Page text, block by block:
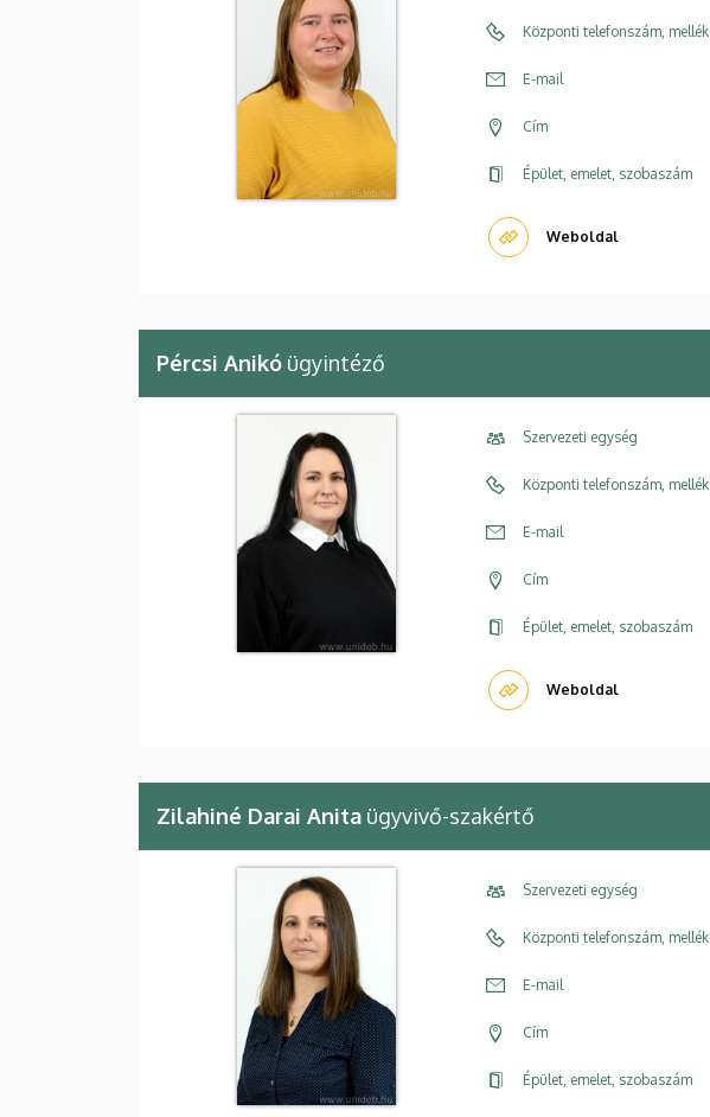
Központi telefonszám, mellék
E-mail
Cím
Épület, emelet, szobaszám
Weboldal
Pércsi Anikó ügyintéző
Szervezeti egység
Központi telefonszám, mellék
E-mail
Cím
Épület, emelet, szobaszám
Weboldal
Zilahiné Darai Anita ügyvivő-szakértő
Szervezeti egység
Központi telefonszám, mellék
E-mail
Cím
Épület, emelet, szobaszám